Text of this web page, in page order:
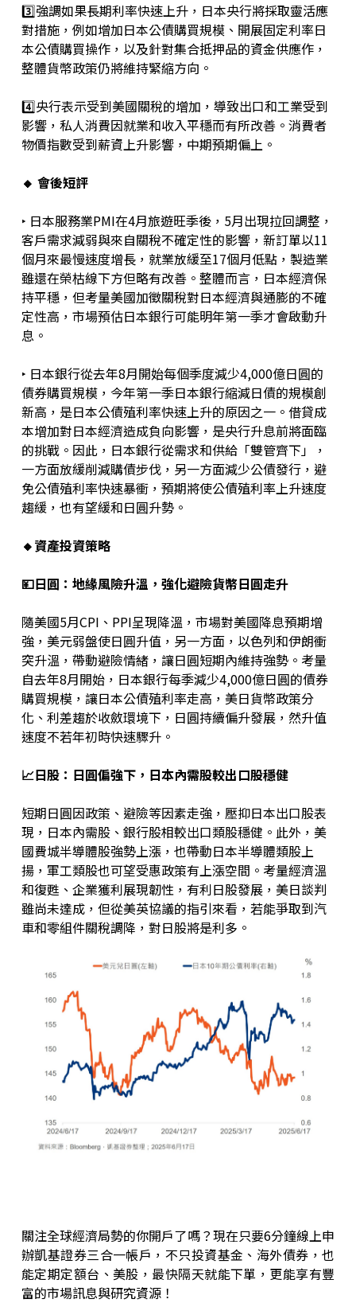
3️⃣強調如果長期利率快速上升，日本央行將採取靈活應
對措施，例如增加日本公債購買規模、開展固定利率日
本公債購買操作，以及針對集合抵押品的資金供應作，
整體貨幣政策仍將維持緊縮方向。
4️⃣央行表示受到美國關稅的增加，導致出口和工業受到
影響，私人消費因就業和收入平穩而有所改善。消費者
物價指數受到薪資上升影響，中期預期偏上。
🔸 會後短評
‣ 日本服務業PMI在4月旅遊旺季後，5月出現拉回調整，
客戶需求減弱與來自關稅不確定性的影響，新訂單以11
個月來最慢速度增長，就業放緩至17個月低點，製造業
雖還在榮枯線下方但略有改善。整體而言，日本經濟保
持平穩，但考量美國加徵關稅對日本經濟與通膨的不確
定性高，市場預估日本銀行可能明年第一季才會啟動升
息。
‣ 日本銀行從去年8月開始每個季度減少4,000億日圓的
債券購買規模，今年第一季日本銀行縮減日債的規模創
新高，是日本公債殖利率快速上升的原因之一。借貸成
本增加對日本經濟造成負向影響，是央行升息前將面臨
的挑戰。因此，日本銀行從需求和供給「雙管齊下」，
一方面放緩削減購債步伐，另一方面減少公債發行，避
免公債殖利率快速暴衝，預期將使公債殖利率上升速度
趨緩，也有望緩和日圓升勢。
🔸資產投資策略
💴日圓 ：地緣風險升溫，強化避險貨幣日圓走升
隨美國5月CPI、PPI呈現降溫，市場對美國降息預期增
強，美元弱盤使日圓升值，另一方面，以色列和伊朗衝
突升溫，帶動避險情緒，讓日圓短期內維持強勢。考量
自去年8月開始，日本銀行每季減少4,000億日圓的債券
購買規模，讓日本公債殖利率走高，美日貨幣政策分
化、利差趨於收斂環境下，日圓持續偏升發展，然升值
速度不若年初時快速驟升。
📈日股：日圓偏強下，日本內需股較出口股穩健
短期日圓因政策、避險等因素走強，壓抑日本出口股表
現，日本內需股、銀行股相較出口類股穩健。此外，美
國費城半導體股強勢上漲，也帶動日本半導體類股上
揚，軍工類股也可望受惠政策有上漲空間。考量經濟溫
和復甦、企業獲利展現韌性，有利日股發展，美日談判
雖尚未達成，但從美英協議的指引來看，若能爭取到汽
車和零組件關稅調降，對日股將是利多。
關注全球經濟局勢的你開戶了嗎？現在只要6分鐘線上申
辦凱基證券三合一帳戶，不只投資基金、海外債券，也
能定期定額台、美股，最快隔天就能下單，更能享有豐
富的市場訊息與研究資源！